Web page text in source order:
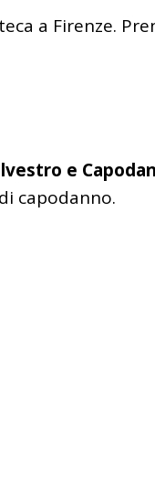
a Firenze.
e
capodanno.